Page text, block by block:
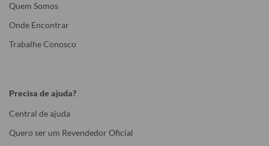
Quem Somos
Onde Encontrar
Trabalhe Conosco
Precisa de ajuda?
Central de ajuda
Quero ser um Revendedor Oficial